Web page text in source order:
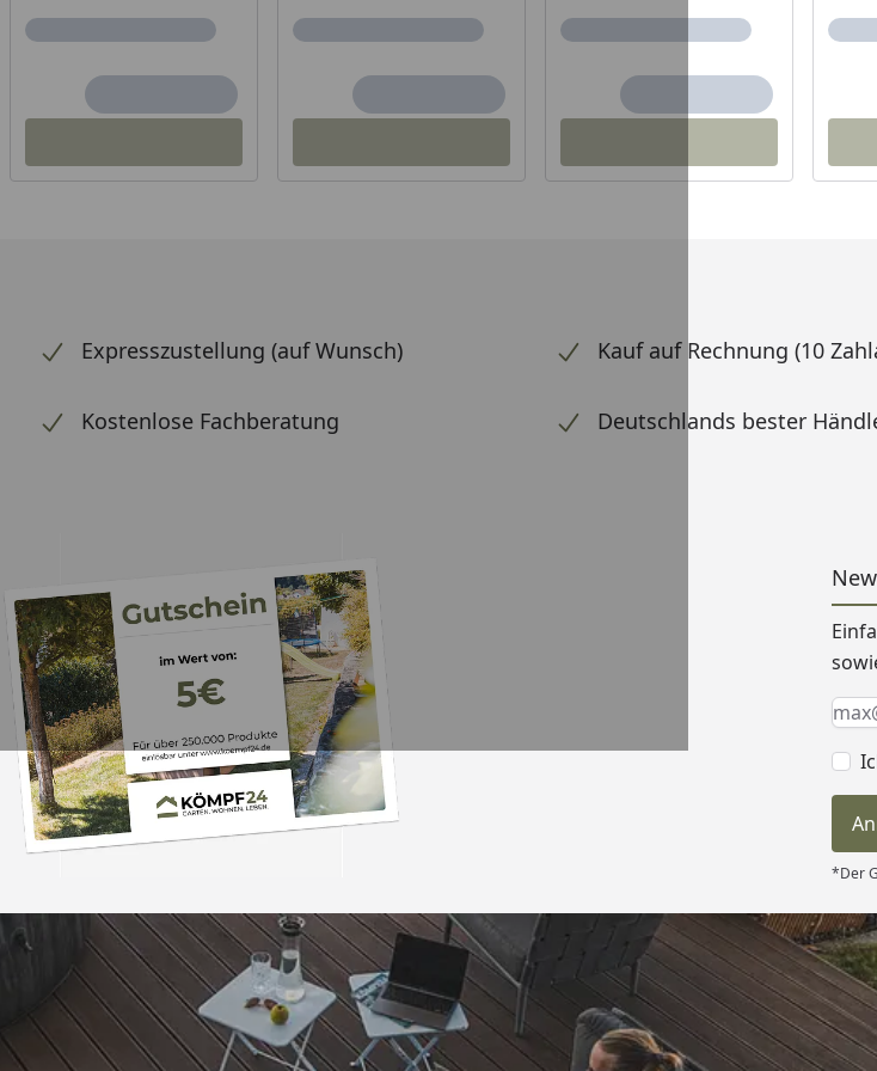
Expresszustellung (auf Wunsch) Kauf auf Rechnung (10
Kostenlose Fachberatung Deutschlands bester
E-
*Der
Trusted Shops
„Hervorragend schnelle Lieferung.
Die Ware war natürlich im